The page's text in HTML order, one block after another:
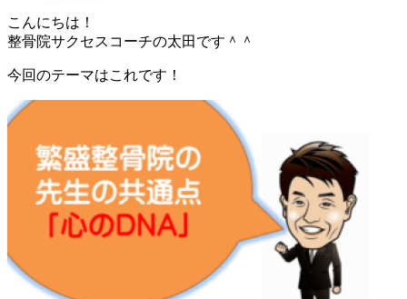
こんにちは！
整骨院サクセスコーチの太田です＾＾
今回のテーマはこれです！